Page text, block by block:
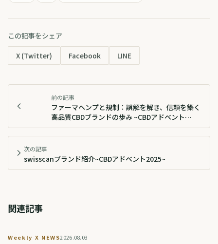
この記事をシェア
X (Twitter) Facebook LINE
前の記事
ファーマヘンプと規制：誤解を解き、信頼を築く
高品質CBDブランドの歩み ~CBDアドベント
2025~
次の記事
swisscanブランド紹介~CBDアドベント2025~
関連記事
Weekly X NEWS2026.08.03